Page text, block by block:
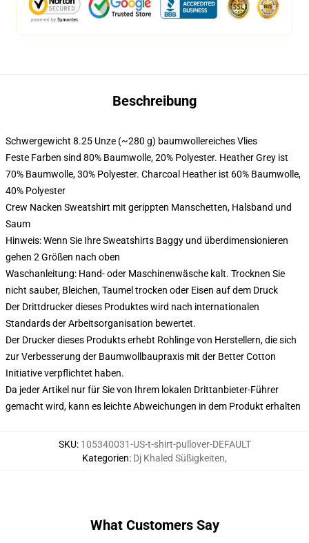
Beschreibung
Schwergewicht 8.25 Unze (~280 g) baumwollereiches Vlies
Feste Farben sind 80% Baumwolle, 20% Polyester. Heather Grey ist
70% Baumwolle, 30% Polyester. Charcoal Heather ist 60% Baumwolle,
40% Polyester
Crew Nacken Sweatshirt mit gerippten Manschetten, Halsband und
Saum
Hinweis: Wenn Sie Ihre Sweatshirts Baggy und überdimensionieren
gehen 2 Größen nach oben
Waschanleitung: Hand- oder Maschinenwäsche kalt. Trocknen Sie
nicht sauber, Bleichen, Taumel trocken oder Eisen auf dem Druck
Der Drittdrucker dieses Produktes wird nach internationalen
Standards der Arbeitsorganisation bewertet.
Der Drucker dieses Produkts erhebt Rohlinge von Herstellern, die sich
zur Verbesserung der Baumwollbaupraxis mit der Better Cotton
Initiative verpflichtet haben.
Da jeder Artikel nur für Sie von Ihrem lokalen Drittanbieter-Führer
gemacht wird, kann es leichte Abweichungen in dem Produkt erhalten
SKU: 105340031-US-t-shirt-pullover-DEFAULT
Kategorien: Dj Khaled Süßigkeiten,
What Customers Say